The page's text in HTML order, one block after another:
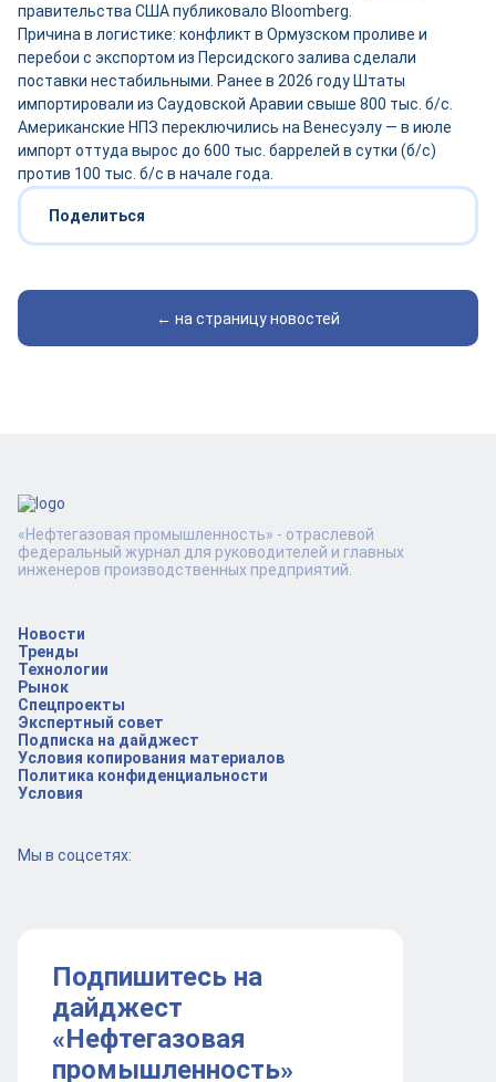
правительства США публиковало Bloomberg.
Причина в логистике: конфликт в Ормузском проливе и
перебои с экспортом из Персидского залива сделали
поставки нестабильными. Ранее в 2026 году Штаты
импортировали из Саудовской Аравии свыше 800 тыс. б/с.
Американские НПЗ переключились на Венесуэлу — в июле
импорт оттуда вырос до 600 тыс. баррелей в сутки (б/с)
против 100 тыс. б/с в начале года.
Поделиться
← на страницу новостей
Новости
Тренды
Технологии
Рынок
Спецпроекты
Экспертный совет
Подписка на дайджест
Условия копирования материалов
Политика конфиденциальности
Условия
Мы в соцсетях:
Подпишитесь на
дайджест
«Нефтегазовая
промышленность»
«Нефтегазовая промышленность» - отраслевой
федеральный журнал для руководителей и главных
инженеров производственных предприятий.